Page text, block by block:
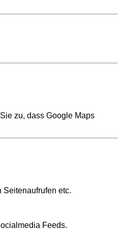
zu, dass Google Maps
Seitenaufrufen etc.
Feeds.